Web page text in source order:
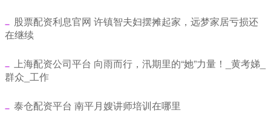
​股票配资利息官网 许镇智夫妇摆摊起家，远梦家居亏损还
在继续
​上海配资公司平台 向雨而行，汛期里的“她”力量！_黄考娣_
群众_工作
​泰仓配资平台 南平月嫂讲师培训在哪里